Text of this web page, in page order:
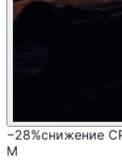
−28%снижение
M